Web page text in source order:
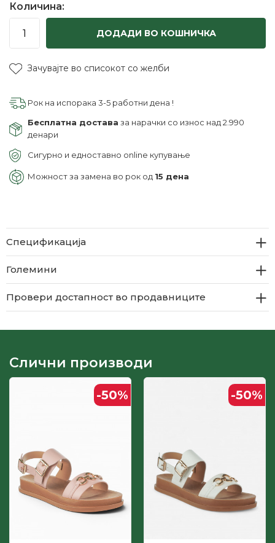
Количина:
ДОДАДИ ВО КОШНИЧКА
Зачувајте во списокот со желби
Рок на испорака 3-5 работни дена !
Бесплатна достава за нарачки со износ над 2.990
денари
Сигурно и едноставно online купување
Можност за замена во рок од 15 дена
Спецификација
Големини
Провери достапност во продавниците
Слични производи
-50% -50%